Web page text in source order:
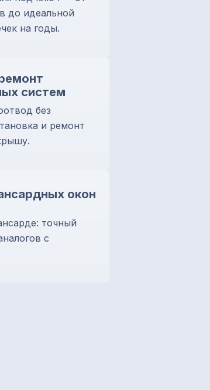
до идеальной
на годы.
систем
без
и ремонт
окон
точный
с